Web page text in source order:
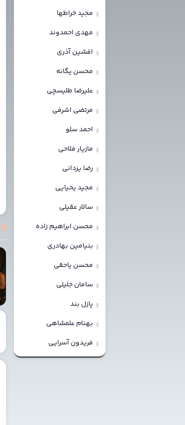
مجید خراطها
مهدی احمدوند
افشین آذری
محسن یگانه
علیرضا طلیسچی
مرتضی اشرفی
احمد سلو
مازیار فلاحی
رضا یزدانی
مجید یحیایی
سالار عقیلی
محسن ابراهیم زاده
بنیامین بهادری
محسن یاحقی
سامان جلیلی
پازل بند
بهنام علمشاهی
فریدون آسرایی